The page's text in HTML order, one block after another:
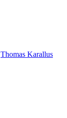
Thomas Karallus